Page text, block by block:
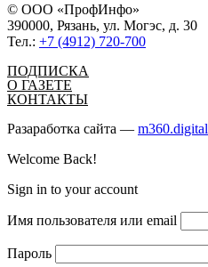
© ООО «ПрофИнфо»
390000, Рязань, ул. Могэс, д. 30
Тел.: +7 (4912) 720-700
ПОДПИСКА
О ГАЗЕТЕ
КОНТАКТЫ
Разаработка сайта — m360.digital
Welcome Back!
Sign in to your account
Имя пользователя или email
Пароль